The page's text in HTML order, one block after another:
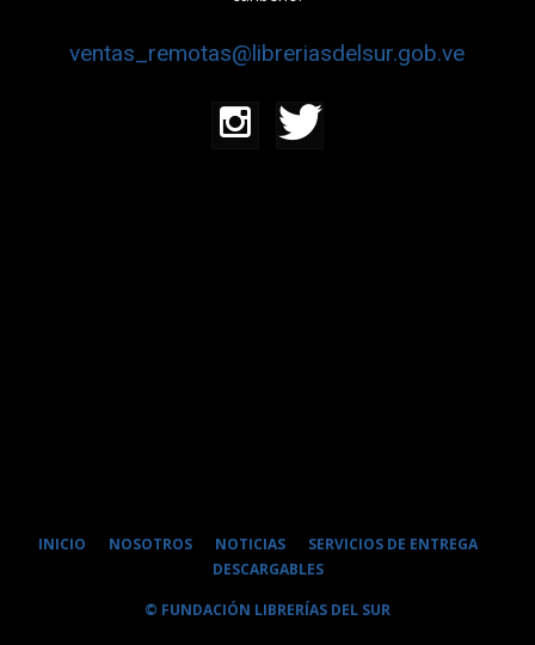
ventas_remotas@libreriasdelsur.gob.ve
INICIO NOSOTROS NOTICIAS
SERVICIOS DE ENTREGA
DESCARGABLES
© FUNDACIÓN LIBRERÍAS DEL SUR